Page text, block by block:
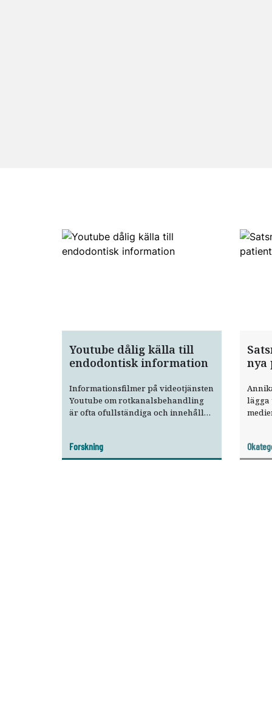
Youtube dålig källa till
endodontisk information
Informationsfilmer på videotjänsten
Youtube om rotkanalsbehandling
är ofta ofullständiga och innehåller
Forskning
nya
lägga